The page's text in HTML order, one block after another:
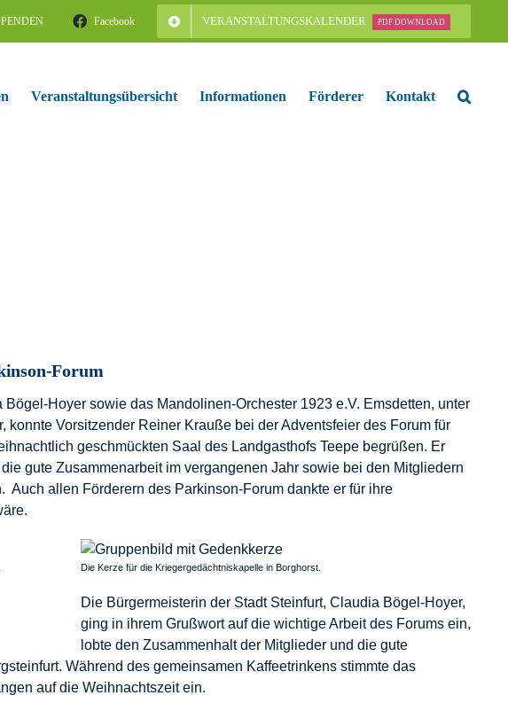
Facebook VERANSTALTUNGSKALENDER PDF DOWNLOAD
Veranstaltungsübersicht Informationen Förderer Kontakt
Forum
Hoyer sowie das Mandolinen-Orchester 1923 e.V. Emsdetten, unter
Vorsitzender Reiner Krauße bei der Adventsfeier des Forum für
geschmückten Saal des Landgasthofs Teepe begrüßen. Er
gute Zusammenarbeit im vergangenen Jahr sowie bei den Mitgliedern
Auch allen Förderern des Parkinson-Forum dankte er für ihre
Die Kerze für die Kriegergedächtniskapelle in Borghorst.
Die Bürgermeisterin der Stadt Steinfurt, Claudia Bögel-Hoyer,
ging in ihrem Grußwort auf die wichtige Arbeit des Forums ein,
lobte den Zusammenhalt der Mitglieder und die gute
Während des gemeinsamen Kaffeetrinkens stimmte das
auf die Weihnachtszeit ein.